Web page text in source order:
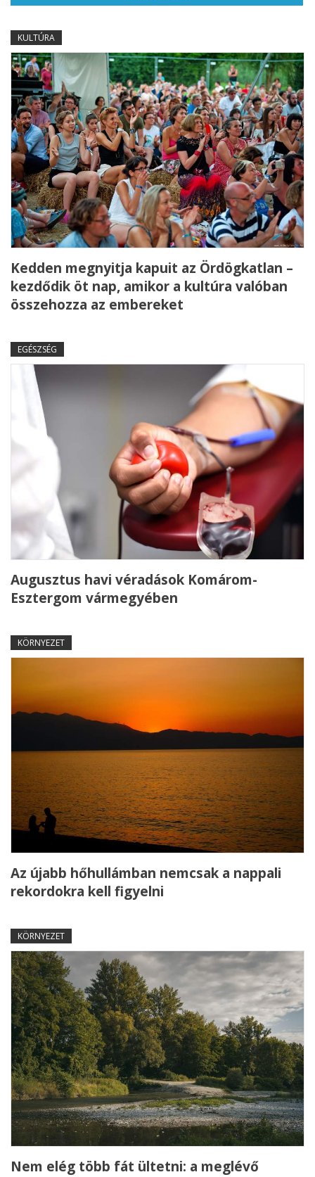
KULTÚRA
Kedden megnyitja kapuit az Ördögkatlan –
kezdődik öt nap, amikor a kultúra valóban
összehozza az embereket
EGÉSZSÉG
Augusztus havi véradások Komárom-
Esztergom vármegyében
KÖRNYEZET
Az újabb hőhullámban nemcsak a nappali
rekordokra kell figyelni
KÖRNYEZET
Nem elég több fát ültetni: a meglévő